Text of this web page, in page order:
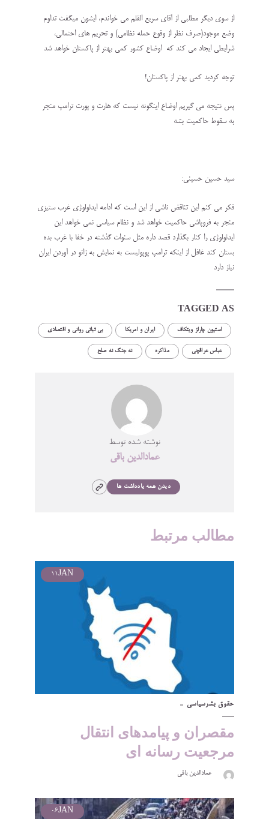
از سوی دیگر مطلبی از آقای سریع القلم می خواندم، ایشون میگفت تداوم
وضع موجود(صرف نظر از وقوع حمله نظامی) و تحریم های احتمالی،
شرایطی ایجاد می کند که اوضاع کشور کمی بهتر از پاکستان خواهد شد
توجه کردید کمی بهتر از پاکستان!
پس نتیجه می گیریم اوضاع اینگونه نیست که هارت و پورت ترامپ منجر
به سقوط حاکمیت بشه
سید حسین حسینی:
فکر می کنم این تناقض ناشی از این است که ادامه ایدئولوژی غرب ستیزی
منجر به فروپاشی حاکمیت خواهد شد و نظام سیاسی نمی خواهد این
ایدئولوژی را کنار بگذارد قصد داره مثل سنوات گذشته در خفا با غرب بده
بستان کند غافل از اینکه ترامپ پوپولیست به نمایش به زانو در آوردن ایران
نیاز دارد
TAGGED AS
استیون چارلز ویتکاف ایران و امریکا بی ثباتی روانی و اقتصادی
عباس عراقچی مذاکره نه جنگ نه صلح
نوشته شده توسط
عمادالدین باقی
دیدن همه یادداشت ها
مطالب مرتبط
JAN
11
حقوق بشرسیاسی
مقصران و پیامدهای انتقال
مرجعیت رسانه ای
عمادالدین باقی
JAN
06